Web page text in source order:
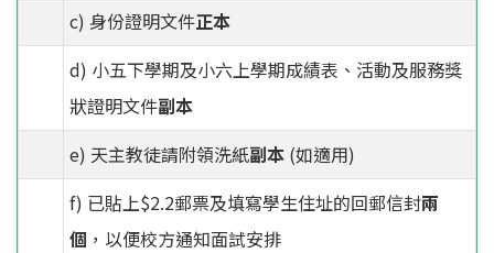
c) 身份證明文件正本
d) 小五下學期及小六上學期成績表、活動及服務獎
狀證明文件副本
e) 天主教徒請附領洗紙副本 (如適用)
f) 已貼上$2.2郵票及填寫學生住址的回郵信封兩
個 ，以便校方通知面試安排